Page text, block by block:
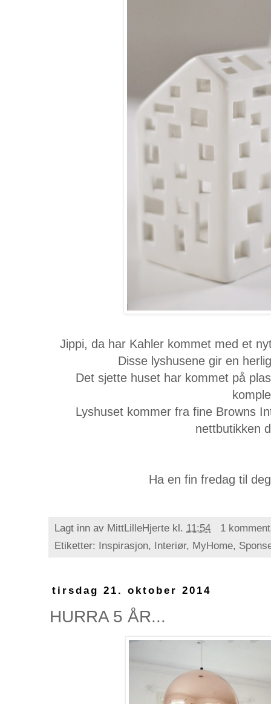
Jippi, da har Kahler kommet med et
Disse lyshusene gir en
Det sjette huset har kommet på
Lyshuset kommer fra fine Browns
nettbutikken
Ha en fin fredag til
Lagt inn av MittLilleHjerte kl. 11:54
1
Etiketter:
Inspirasjon, Interiør, MyHome,
tirsdag 21. oktober 2014
HURRA 5 ÅR...